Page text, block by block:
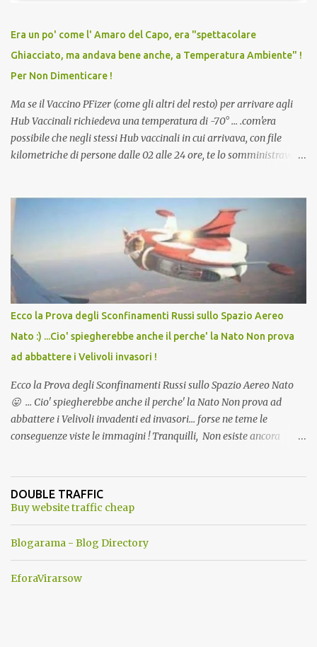
vaccino usato per minacciare i mezzi di sussistenza, il lavoro o la
scuola. Non avevamo mai visto un vaccino che permettesse a un
dodicenne di ignorare il consenso dei genitori. Dopo tutti i vaccini
che abbiamo elencato sopra...
Era un po' come l' Amaro del Capo, era "spettacolare
Ghiacciato, ma andava bene anche, a Temperatura Ambiente" !
Per Non Dimenticare !
Ma se il Vaccino PFizer (come gli altri del resto) per arrivare agli
Hub Vaccinali richiedeva una temperatura di -70° ... .com'era
possibile che negli stessi Hub vaccinali in cui arrivava, con file
kilometriche di persone dalle 02 alle 24 ore, te lo somministravano
Vaccino come: l' Amaro del Capo, era "spettacolare Ghiacciato, ma
andava bene anche, a Temperatura Ambiente"! Riproponiamo
l'articolo per NON Dimenticare!
Ecco la Prova degli Sconfinamenti Russi sullo Spazio Aereo
Nato :) ...Cio' spiegherebbe anche il perche' la Nato Non prova
ad abbattere i Velivoli invasori !
Ecco la Prova degli Sconfinamenti Russi sullo Spazio Aereo Nato
😛 ... Cio' spiegherebbe anche il perche' la Nato Non prova ad
abbattere i Velivoli invadenti ed invasori... forse ne teme le
conseguenze viste le immagini ! Tranquilli, Non esiste ancora
ancora una fantasia Nato o forse una "False Flag", per provocare
una guerra mondiale che difficilmente da menti sane, potrebbe
DOUBLE TRAFFIC
Buy website traffic cheap
Blogarama - Blog Directory
EforaVirarsow